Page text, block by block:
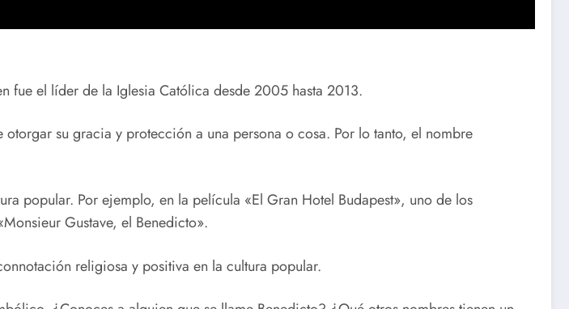
fue el líder de la Iglesia Católica desde 2005 hasta 2013.
su gracia y protección a una persona o cosa. Por lo tanto, el nombre
popular. Por ejemplo, en la película «El Gran Hotel Budapest», uno de los
Gustave, el Benedicto».
religiosa y positiva en la cultura popular.